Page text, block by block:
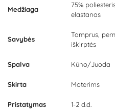
Medžiaga
75%
elastanas
Savybės
Tamprus,
iškirptės
Spalva Kūno/Juoda
Skirta Moterims
Pristatymas 1-2 d.d.